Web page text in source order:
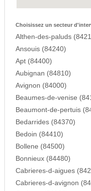
Choisissez un secteur
Althen-des-paluds
Ansouis (84240)
Apt (84400)
Aubignan (84810)
Avignon (84000)
Beaumes-de-venise
Beaumont-de-pertuis
Bedarrides (84370)
Bedoin (84410)
Bollene (84500)
Bonnieux (84480)
Cabrieres-d-aigues
Cabrieres-d-avignon